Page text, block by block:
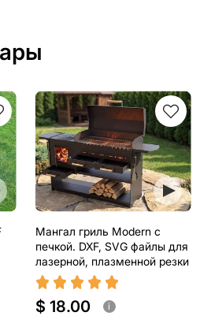
Мангал гриль Modern с
печкой. DXF, SVG файлы для
лазерной, плазменной резки
$ 18.00 i